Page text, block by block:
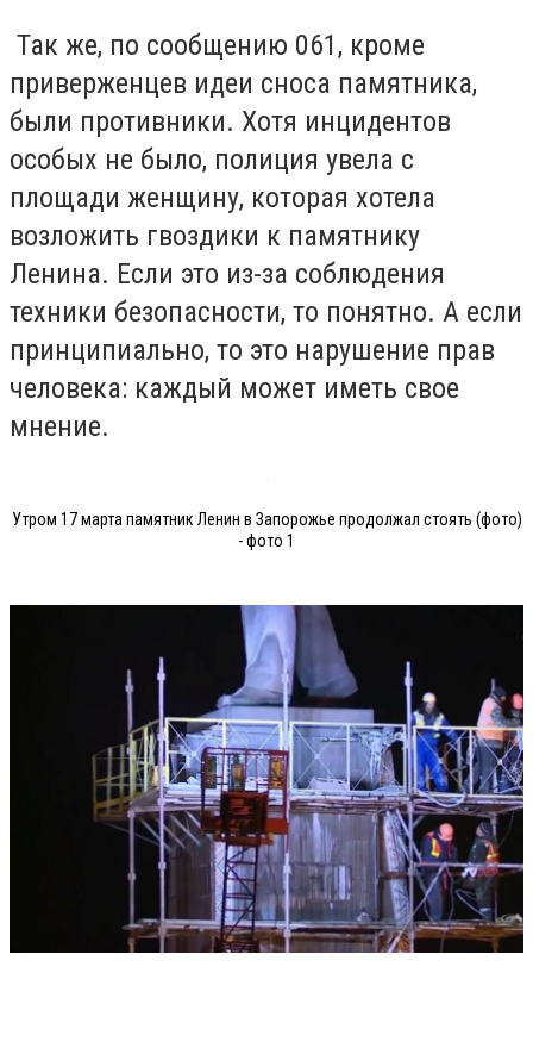
Так же, по сообщению 061, кроме
приверженцев идеи сноса памятника,
были противники. Хотя инцидентов
особых не было, полиция увела с
площади женщину, которая хотела
возложить гвоздики к памятнику
Ленина. Если это из-за соблюдения
техники безопасности, то понятно. А если
принципиально, то это нарушение прав
человека: каждый может иметь свое
мнение.
Утром 17 марта памятник Ленин в Запорожье продолжал стоять (фото)
- фото 1